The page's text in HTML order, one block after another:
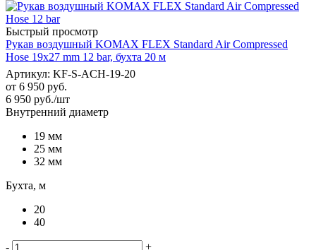
Быстрый просмотр
Рукав воздушный KOMAX FLEX Standard Air Compressed
Hose 19х27 mm 12 bar, бухта 20 м
Артикул: KF-S-ACH-19-20
от 6 950 руб.
6 950 руб./шт
Внутренний диаметр
19 мм
25 мм
32 мм
Бухта, м
20
40
- +